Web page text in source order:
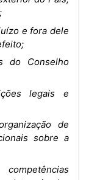
e fora dele
do Conselho
legais e
de
sobre a